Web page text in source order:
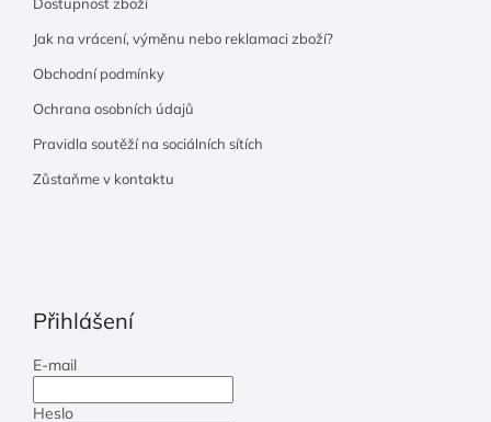
Jak na vrácení, výměnu nebo reklamaci zboží?
Obchodní podmínky
Ochrana osobních údajů
Pravidla soutěží na sociálních sítích
Zůstaňme v kontaktu
Přihlášení
E-mail
Heslo